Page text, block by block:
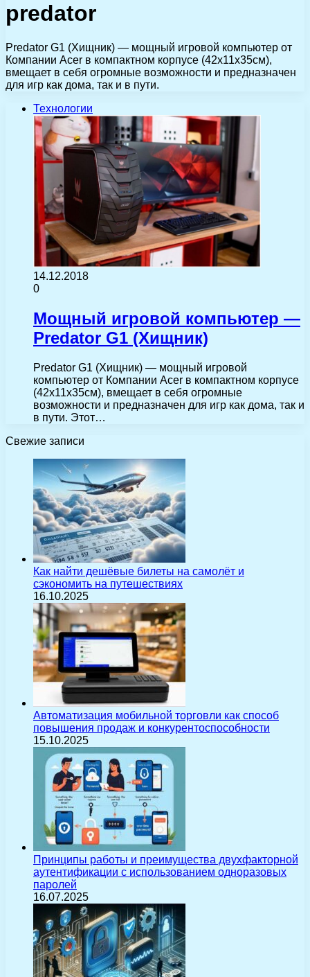
predator
Predator G1 (Хищник) — мощный игровой компьютер от
Компании Acer в компактном корпусе (42x11x35см),
вмещает в себя огромные возможности и предназначен
для игр как дома, так и в пути.
Технологии
14.12.2018
0
Мощный игровой компьютер —
Predator G1 (Хищник)
Predator G1 (Хищник) — мощный игровой
компьютер от Компании Acer в компактном корпусе
(42x11x35см), вмещает в себя огромные
возможности и предназначен для игр как дома, так и
в пути. Этот…
Свежие записи
Как найти дешёвые билеты на самолёт и
сэкономить на путешествиях
16.10.2025
Автоматизация мобильной торговли как способ
повышения продаж и конкурентоспособности
15.10.2025
Принципы работы и преимущества двухфакторной
аутентификации с использованием одноразовых
паролей
16.07.2025